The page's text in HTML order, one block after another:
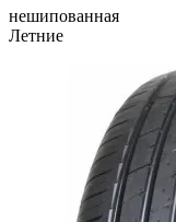
нешипованная
Летние